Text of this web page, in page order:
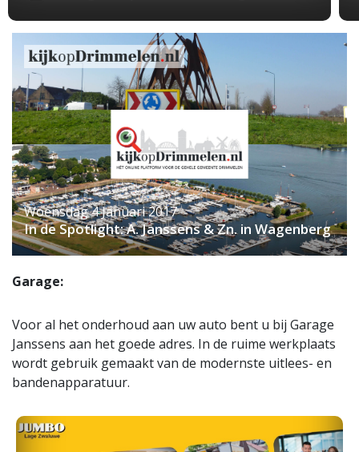
Woensdag 4 Januari 2017
In de Spotlight: A. Janssens & Zn. in Wagenberg
Garage:
Voor al het onderhoud aan uw auto bent u bij Garage
Janssens aan het goede adres. In de ruime werkplaats
wordt gebruik gemaakt van de modernste uitlees- en
bandenapparatuur.